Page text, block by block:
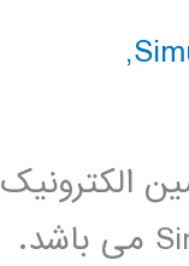
,
الکترونیک
و مکاترونیک را به خوب جلب کرده است، تولباکس SimElectronics می باشد.